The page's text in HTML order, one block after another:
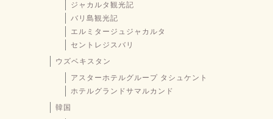
ジャカルタ観光記
バリ島観光記
エルミタージュジャカルタ
セントレジスバリ
ウズベキスタン
アスターホテルグループ タシュケント
ホテルグランドサマルカンド
韓国